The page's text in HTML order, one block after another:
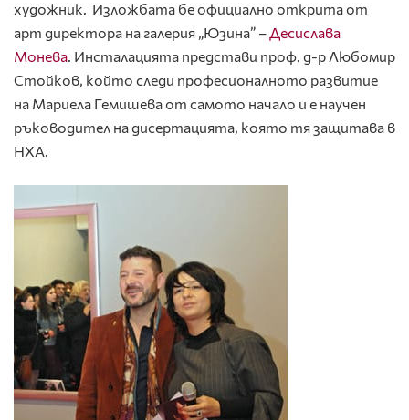
художник. Изложбата бе официално открита от
арт директора на галерия „Юзина” –Десислава
Монева. Инсталацията представи проф. д-р Любомир
Стойков, който следи професионалното развитие
на Мариела Гемишева от самото начало и е научен
ръководител на дисертацията, която тя защитава в
НХА.